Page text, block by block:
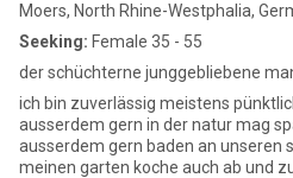
Moers, North Rhine-Westphalia,
Seeking: Female 35 - 55
der schüchterne junggebliebene
ich bin zuverlässig meistens
ausserdem gern in der natur mag
ausserdem gern baden an unseren
meinen garten koche auch ab und